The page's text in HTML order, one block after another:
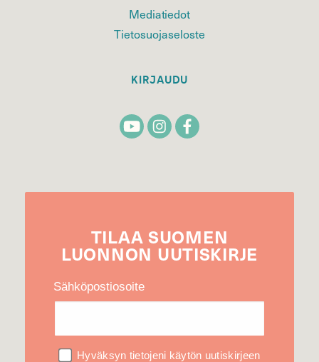
Mediatiedot
Tietosuojaseloste
KIRJAUDU
TILAA SUOMEN
LUONNON UUTIS­KIRJE
Sähköpostiosoite
Hyväksyn tietojeni käytön uutiskirjeen